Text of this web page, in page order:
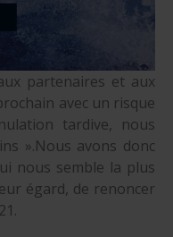
partenaires et aux
avec un risque
tardive, nous
».Nous avons donc
nous semble la plus
égard, de renoncer